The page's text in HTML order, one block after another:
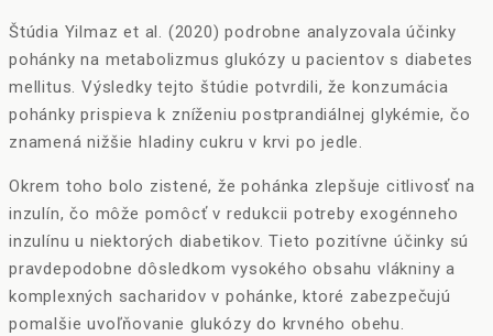
Štúdia Yilmaz et al. (2020) podrobne analyzovala účinky
pohánky na metabolizmus glukózy u pacientov s diabetes
mellitus. Výsledky tejto štúdie potvrdili, že konzumácia
pohánky prispieva k zníženiu postprandiálnej glykémie, čo
znamená nižšie hladiny cukru v krvi po jedle.
Okrem toho bolo zistené, že pohánka zlepšuje citlivosť na
inzulín, čo môže pomôcť v redukcii potreby exogénneho
inzulínu u niektorých diabetikov. Tieto pozitívne účinky sú
pravdepodobne dôsledkom vysokého obsahu vlákniny a
komplexných sacharidov v pohánke, ktoré zabezpečujú
pomalšie uvoľňovanie glukózy do krvného obehu.